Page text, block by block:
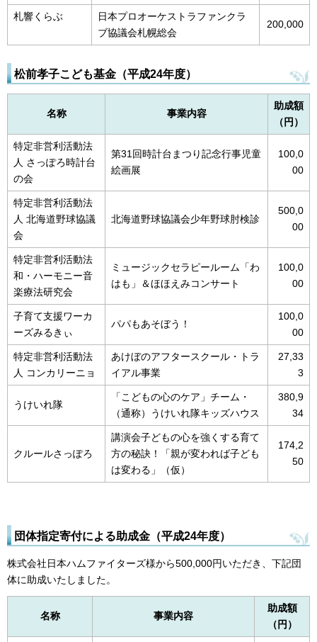
札響くらぶ
日本プロオーケストラファンクラ
ブ協議会札幌総会
200,000
松前孝子こども基金（平成24年度）
名称 事業内容
助成額
（円）
特定非営利活動法
人 さっぽろ時計台
の会
第31回時計台まつり記念行事児童
絵画展
100,0
00
特定非営利活動法
人 北海道野球協議
会
北海道野球協議会少年野球肘検診
500,0
00
特定非営利活動法
和・ハーモニー音
楽療法研究会
ミュージックセラピールーム「わ
はも」＆ほほえみコンサート
100,0
00
子育て支援ワーカ
ーズみるきぃ
パパもあそぼう！
100,0
00
特定非営利活動法
人 コンカリーニョ
あけぼのアフタースクール・トラ
イアル事業
27,33
3
うけいれ隊
「こどもの心のケア」チーム・
（通称）うけいれ隊キッズハウス
380,9
34
クルールさっぽろ
講演会子どもの心を強くする育て
方の秘訣！「親が変われば子ども
は変わる」（仮）
174,2
50
団体指定寄付による助成金（平成24年度）
株式会社日本ハムファイターズ様から500,000円いただき、下記団
体に助成いたしました。
名称 事業内容
助成額
（円）